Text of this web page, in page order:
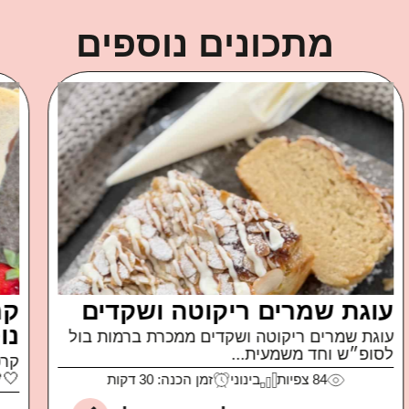
מתכונים נוספים
פטה מטוגנת
איך קרה שאכלתי חבילה שלמה של פטה כבשים
של משק...
99צפיות קל זמן הכנה: 10 דקות